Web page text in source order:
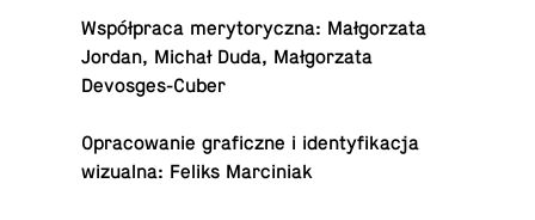
Współpraca mery­to­ryczna: Małgorzata
Jordan, Michał Duda, Małgorzata
Devosges-Cuber
Opra­cow­anie graficzne i iden­ty­fikacja
wiz­ualna: Feliks Marciniak